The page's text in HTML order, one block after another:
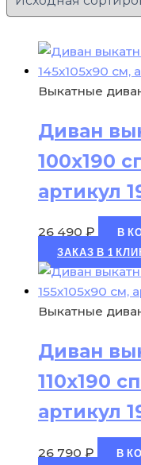
Выкатные
Диван
100х190
артикул
26 490 ₽
В
ЗАКАЗ В 1
Выкатные
Диван
110х190
артикул
26 790 ₽
В